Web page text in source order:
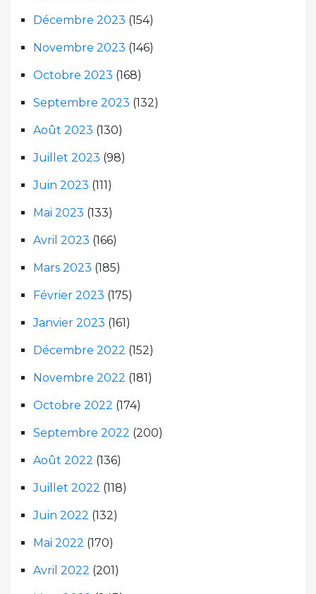
Décembre 2023 (154)
Novembre 2023 (146)
Octobre 2023 (168)
Septembre 2023 (132)
Août 2023 (130)
Juillet 2023 (98)
Juin 2023 (111)
Mai 2023 (133)
Avril 2023 (166)
Mars 2023 (185)
Février 2023 (175)
Janvier 2023 (161)
Décembre 2022 (152)
Novembre 2022 (181)
Octobre 2022 (174)
Septembre 2022 (200)
Août 2022 (136)
Juillet 2022 (118)
Juin 2022 (132)
Mai 2022 (170)
Avril 2022 (201)